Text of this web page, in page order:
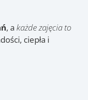
, a każde zajęcia to
ciepła i